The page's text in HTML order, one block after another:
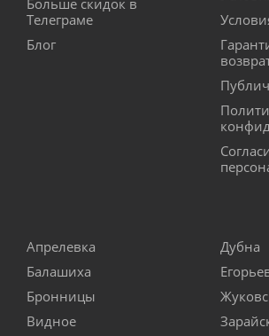
Больше скидок в
Телеграме
Блог
Апрелевка
Балашиха
Бронницы
Видное
Дубна